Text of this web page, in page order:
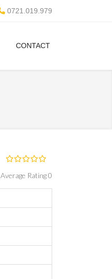
0721.019.979
CONTACT
Average Rating 0